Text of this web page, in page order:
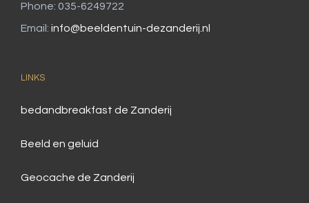
Phone: 035-6249722
Email: info@beeldentuin-dezanderij.nl
LINKS
bedandbreakfast de Zanderij
Beeld en geluid
Geocache de Zanderij